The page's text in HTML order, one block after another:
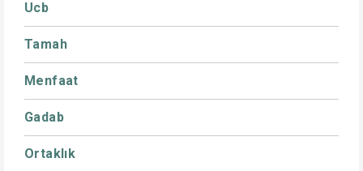
Ucb
Tamah
Menfaat
Gadab
Ortaklık